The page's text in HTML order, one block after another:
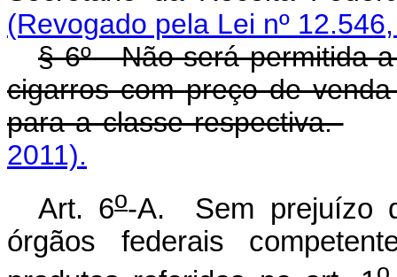
(Revogado pela Lei nº
§ 6º - Não será permitida
cigarros com preço de
para a classe respectiva.
2011).
Art. 6o-A. Sem prejuízo
órgãos federais